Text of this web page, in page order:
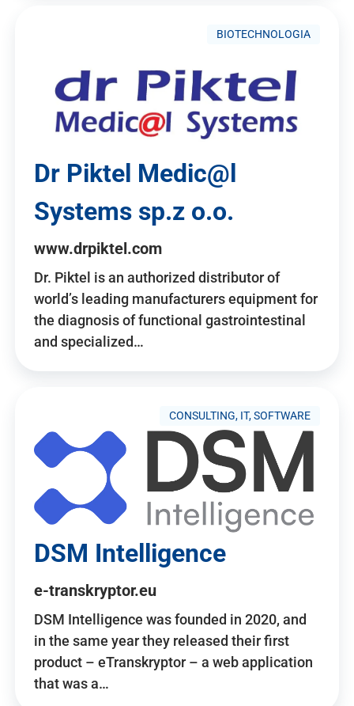
BIOTECHNOLOGIA
Dr Piktel Medic@l
Systems sp.z o.o.
www.drpiktel.com
Dr. Piktel is an authorized distributor of
world’s leading manufacturers equipment for
the diagnosis of functional gastrointestinal
and specialized…
CONSULTING, IT, SOFTWARE
DSM Intelligence
e-transkryptor.eu
DSM Intelligence was founded in 2020, and
in the same year they released their first
product – eTranskryptor – a web application
that was a…